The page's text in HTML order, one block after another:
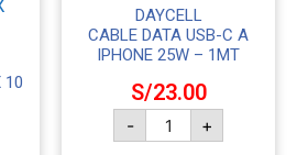
10
DAYCELL
CABLE DATA USB-C A
IPHONE 25W – 1MT
S/23.00
- +